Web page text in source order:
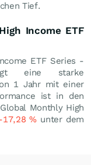
Tief.
Income ETF
ETF Series -
eine starke
1 Jahr mit einer
ist in den
Monthly High
17,28% unter dem